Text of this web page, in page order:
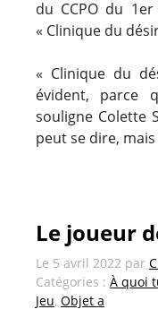
du CCPO du
« Clinique du
« Clinique du
évident, parce
souligne Colette
peut se dire,
Le joueur
Le 5 avril 2022 par
Catégories : À quoi
Jeu, Objet a